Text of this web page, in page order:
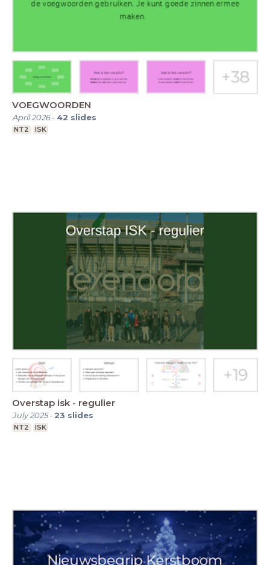
VOEGWOORDEN
April 2026- 42 slides
NT2 ISK
Overstap isk - regulier
July 2025- 23 slides
NT2 ISK